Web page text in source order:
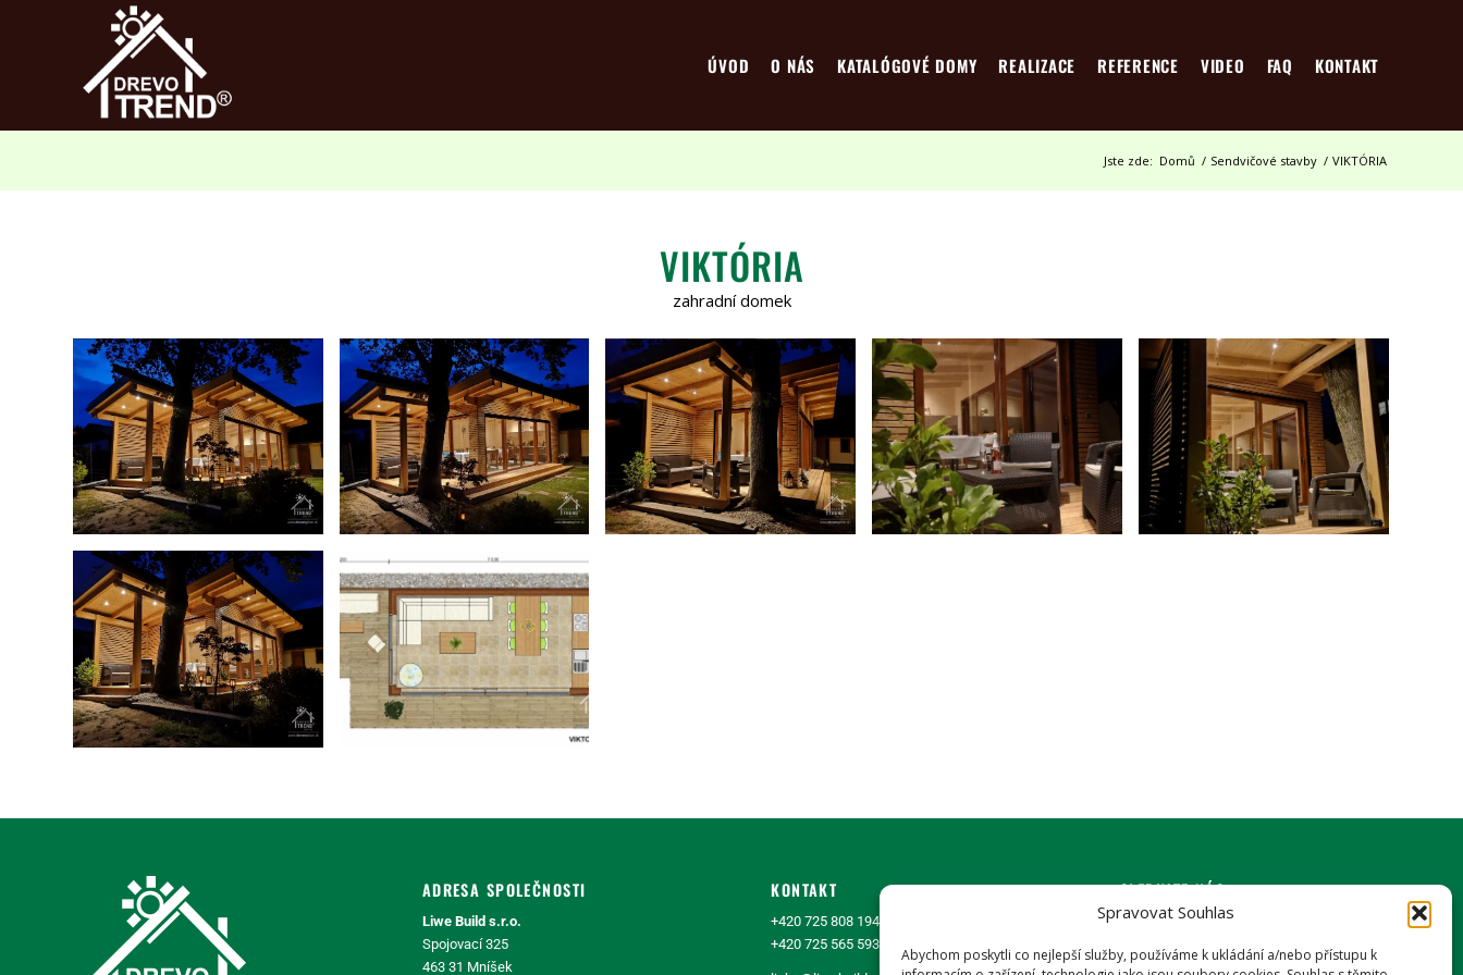
Spravovat Souhlas
Abychom poskytli co nejlepší služby, používáme k ukládání a/nebo přístupu k
ÚVOD O NÁS KATALÓGOVÉ DOMY REALIZACE REFERENCE VIDEO FAQ KONTAKT
Jste zde: Domů / Sendvičové stavby / VIKTÓRIA
VIKTÓRIA
zahradní domek
ADRESA SPOLEČNOSTI
Liwe Build s.r.o.
Spojovací 325
463 31 Mníšek
KONTAKT
+420 725 808 194
+420 725 565 593
SLEDUJTE NÁS